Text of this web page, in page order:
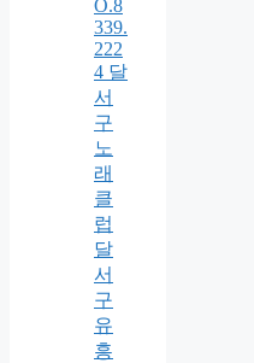
O.8
339.
222
4 달
서
구
노
래
클
럽
달
서
구
유
흥